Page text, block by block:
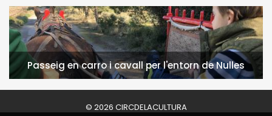
Passeig en carro i cavall per l'entorn de Nulles
© 2026 CIRCDELACULTURA